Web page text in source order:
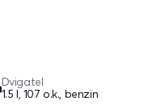
Dvigatel
1.5 l, 107 o.k., benzin